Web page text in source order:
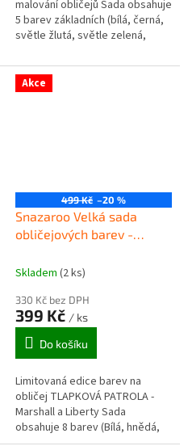
malování obličejů Sada obsahuje
5 barev základních (bílá, černá,
světle žlutá, světle zelená,
dvě třpytivé barvy vše...
Akce
499 Kč –20 %
Snazaroo Velká sada
obličejových barev -
a Liberty
Skladem (2 ks)
330 Kč bez DPH
399 Kč / ks
Do košíku
Limitovaná edice barev na
obličej TLAPKOVÁ PATROLA -
Marshall a Liberty Sada
obsahuje 8 barev (Bílá, hnědá,
tm. hnědá, žlutá, oranžová,